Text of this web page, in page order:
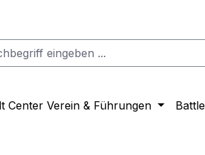
Center Verein & Führungen